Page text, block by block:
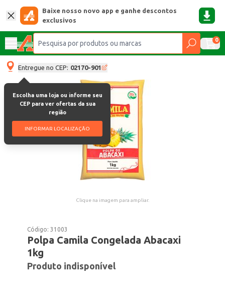
Baixe nosso novo app e ganhe descontos
exclusivos
0
Entregue no CEP: 02170-901
Escolha uma loja ou informe seu
CEP para ver ofertas da sua
região
INFORMAR LOCALIZAÇÃO
Clique na imagem para ampliar.
Código:31003
Polpa Camila Congelada Abacaxi
1kg
Produto indisponível